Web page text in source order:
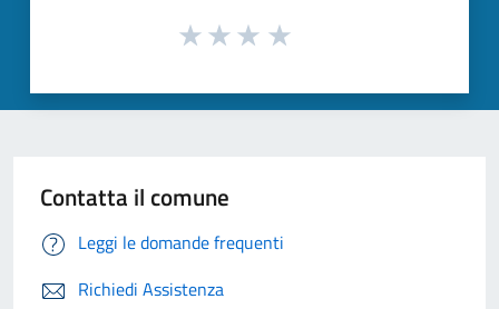
Contatta il comune
Leggi le domande frequenti
Richiedi Assistenza